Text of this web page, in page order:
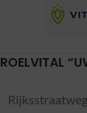
ROELVITAL